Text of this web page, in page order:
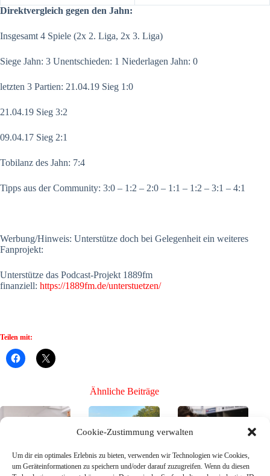
Cookie-Zustimmung verwalten
Um dir ein optimales Erlebnis zu bieten, verwenden wir Technologien wie Cookies,
um Geräteinformationen zu speichern und/oder darauf zuzugreifen. Wenn du diesen
Direktvergleich gegen den Jahn:
Insgesamt 4 Spiele (2x 2. Liga, 2x 3. Liga)
Siege Jahn: 3 Unentschieden: 1 Niederlagen Jahn: 0
letzten 3 Partien: 21.04.19 Sieg 1:0
21.04.19 Sieg 3:2
09.04.17 Sieg 2:1
Tobilanz des Jahn: 7:4
Tipps aus der Community: 3:0 – 1:2 – 2:0 – 1:1 – 1:2 – 3:1 – 4:1
Werbung/Hinweis: Unterstütze doch bei Gelegenheit ein weiteres
Fanprojekt:
Unterstütze das Podcast-Projekt 1889fm
finanziell: https://1889fm.de/unterstuetzen/
Teilen mit:
Ähnliche Beiträge